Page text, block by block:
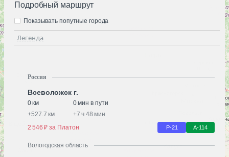
Подробный маршрут
Легенда
Показывать попутные города
Россия
Всеволожск г.
0 км
0 мин в пути
+527.7 км +7 ч 48 мин
2 546 ₽ за Платон
Р-21 А-114
Вологодская область